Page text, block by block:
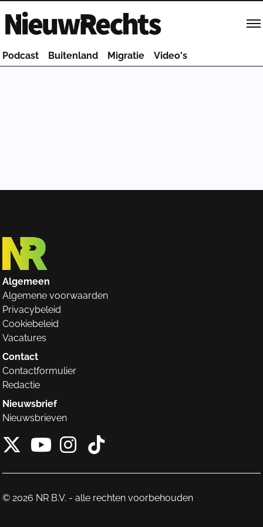
Homepage van NieuwRechts
Podcast Buitenland Migratie Video's
Algemeen
Algemene voorwaarden
Privacybeleid
Cookiebeleid
Vacatures
Contact
Contactformulier
Redactie
Nieuwsbrief
Nieuwsbrieven
X van NieuwRechts
Instagram van
Tiktok van
© 2026 NR B.V. - alle rechten voorbehouden